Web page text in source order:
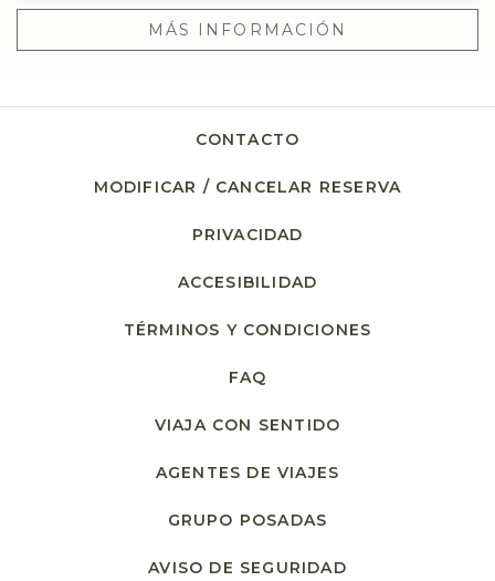
MÁS INFORMACIÓN
CONTACTO
MODIFICAR / CANCELAR RESERVA
PRIVACIDAD
ACCESIBILIDAD
TÉRMINOS Y CONDICIONES
FAQ
VIAJA CON SENTIDO
AGENTES DE VIAJES
GRUPO POSADAS
AVISO DE SEGURIDAD